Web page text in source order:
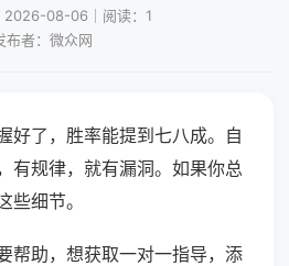
2026-08-06｜阅读：1
布者：微众网
好了，胜率能提到七八成。自
有规律，就有漏洞。如果你总
些细节。
帮助，想获取一对一指导，添